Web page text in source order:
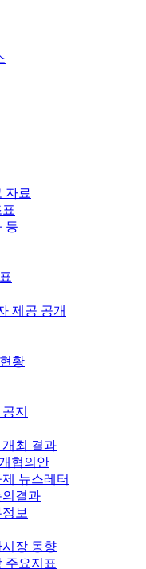
자료
등
제공 공개
황
지
최 결과
협의안
뉴스레터
결과
보
장 동향
주요지표